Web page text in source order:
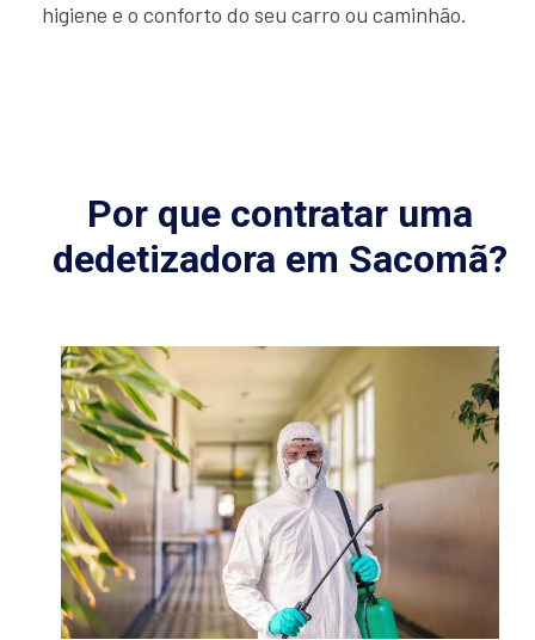
higiene e o conforto do seu carro ou caminhão.
Por que contratar uma
dedetizadora em Sacomã?